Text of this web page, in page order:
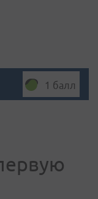
1 балл